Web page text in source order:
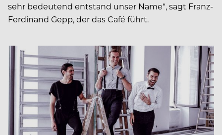
sehr bedeutend entstand unser Name“, sagt Franz-
Ferdinand Gepp, der das Café führt.